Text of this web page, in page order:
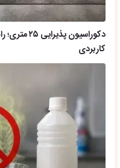
دکوراسیون
کاربردی